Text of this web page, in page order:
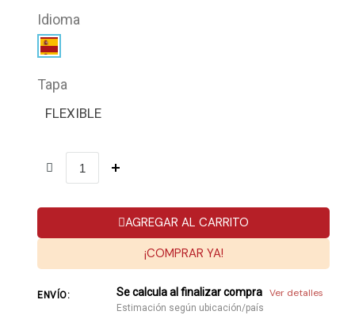
Idioma
Tapa
FLEXIBLE
AGREGAR AL CARRITO
¡COMPRAR YA!
ENVÍO: Se calcula al finalizar compra Ver detalles
Estimación según ubicación/país